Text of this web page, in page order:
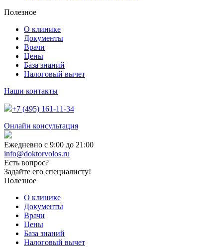
Полезное
О клинике
Документы
Врачи
Цены
База знаний
Налоговый вычет
Наши контакты
+7 (495) 161-11-34
Онлайн консультация
Ежедневно с 9:00 до 21:00
info@doktorvolos.ru
Есть вопрос?
Задайте его специалисту!
Полезное
О клинике
Документы
Врачи
Цены
База знаний
Налоговый вычет